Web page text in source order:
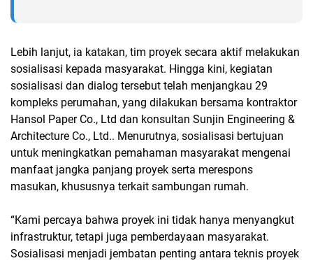
Lebih lanjut, ia katakan, tim proyek secara aktif melakukan
sosialisasi kepada masyarakat. Hingga kini, kegiatan
sosialisasi dan dialog tersebut telah menjangkau 29
kompleks perumahan, yang dilakukan bersama kontraktor
Hansol Paper Co., Ltd dan konsultan Sunjin Engineering &
Architecture Co., Ltd.. Menurutnya, sosialisasi bertujuan
untuk meningkatkan pemahaman masyarakat mengenai
manfaat jangka panjang proyek serta merespons
masukan, khususnya terkait sambungan rumah.
“Kami percaya bahwa proyek ini tidak hanya menyangkut
infrastruktur, tetapi juga pemberdayaan masyarakat.
Sosialisasi menjadi jembatan penting antara teknis proyek